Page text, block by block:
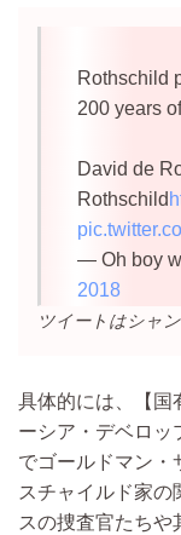
Rothschild
200 years
David de
Rothschild
— Oh boy
2018
ツイートはシャ
具体的には、【国
ーシア・デベロッ
でゴールドマン・
スチャイルド家の
スの捜査官たちや